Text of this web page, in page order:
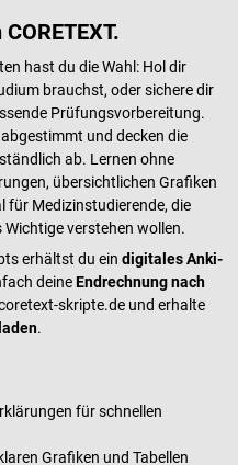
hast du die Wahl: Hol dir
brauchst, oder sichere dir
Prüfungsvorbereitung.
und decken die
ab. Lernen ohne
übersichtlichen Grafiken
für Medizinstudierende, die
verstehen wollen.
erhältst du ein digitales Anki-
deineEndrechnung nach
skripte.de und erhalte
.
für schnellen
Grafiken und Tabellen